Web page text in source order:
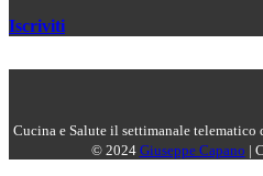
Iscriviti
Cucina e Salute il settimanale telematico
© 2024 Giuseppe Capano |